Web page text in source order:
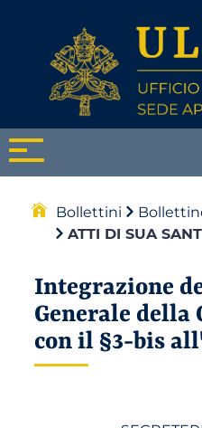
Bollettini
ATTI DI SUA
Integrazione
Generale della
con il §3-bis